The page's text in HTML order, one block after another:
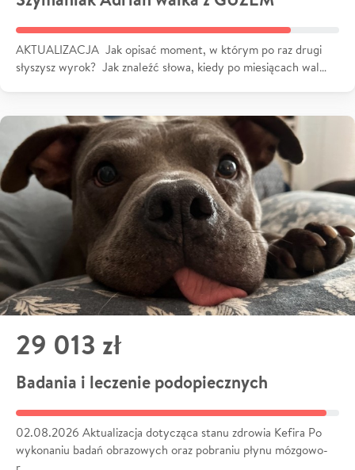
AKTUALIZACJA Jak opisać moment, w którym po raz drugi
słyszysz wyrok? Jak znaleźć słowa, kiedy po miesiącach wal…
29 013 zł
Badania i leczenie podopiecznych
02.08.2026 Aktualizacja dotycząca stanu zdrowia Kefira Po
wykonaniu badań obrazowych oraz pobraniu płynu mózgowo-